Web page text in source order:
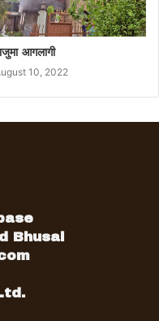
आगलागी
10, 2022
Bhusal